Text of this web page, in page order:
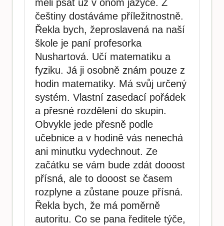
měli psát už v onom jazyce. Z
češtiny dostáváme příležitnostně.
Řekla bych, žeproslavená na naší
škole je paní profesorka
Nushartová. Učí matematiku a
fyziku. Já ji osobně znám pouze z
hodin matematiky. Má svůj určený
systém. Vlastní zasedací pořádek
a přesné rozdělení do skupin.
Obvykle jede přesně podle
učebnice a v hodině vás nenechá
ani minutku vydechnout. Ze
začátku se vám bude zdát dooost
přísná, ale to dooost se časem
rozplyne a zůstane pouze přísná.
Řekla bych, že má poměrně
autoritu. Co se pana ředitele týče,